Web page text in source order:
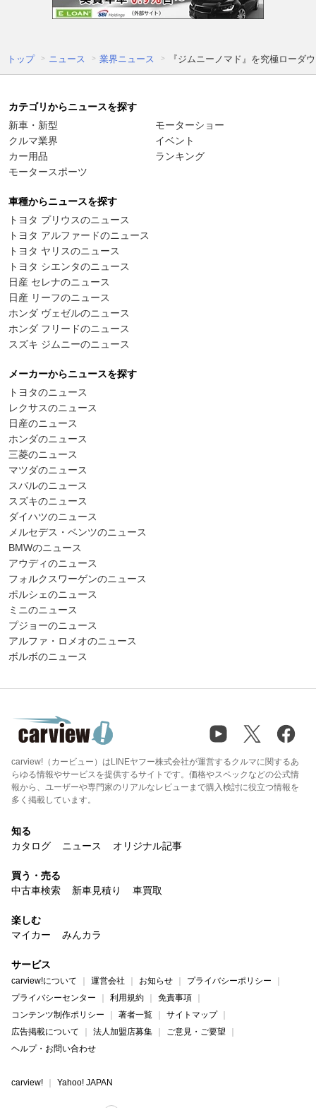
トップ ニュース 業界ニュース 『ジムニーノマド』を究極ローダ
カテゴリからニュースを探す
新車・新型
クルマ業界
カー用品
モータースポーツ
モーターショー
イベント
ランキング
車種からニュースを探す
トヨタ プリウスのニュース
トヨタ アルファードのニュース
トヨタ ヤリスのニュース
トヨタ シエンタのニュース
日産 セレナのニュース
日産 リーフのニュース
ホンダ ヴェゼルのニュース
ホンダ フリードのニュース
スズキ ジムニーのニュース
メーカーからニュースを探す
トヨタのニュース
レクサスのニュース
日産のニュース
ホンダのニュース
三菱のニュース
マツダのニュース
スバルのニュース
スズキのニュース
ダイハツのニュース
メルセデス・ベンツのニュース
BMWのニュース
アウディのニュース
フォルクスワーゲンのニュース
ポルシェのニュース
ミニのニュース
プジョーのニュース
アルファ・ロメオのニュース
ボルボのニュース
carview!（カービュー）はLINEヤフー株式会社が運営するクルマに関するあ
らゆる情報やサービスを提供するサイトです。価格やスペックなどの公式情
報から、ユーザーや専門家のリアルなレビューまで購入検討に役立つ情報を
多く掲載しています。
知る
カタログ
ニュース オリジナル記事
買う・売る
中古車検索
新車見積り 車買取
楽しむ
マイカー
みんカラ
サービス
carview!について 運営会社 お知らせ
プライバシーポリシー
プライバシーセンター
利用規約
免責事項
コンテンツ制作ポリシー
著者一覧
サイトマップ
広告掲載について
法人加盟店募集
ご意見・ご要望
ヘルプ・お問い合わせ
carview! Yahoo! JAPAN